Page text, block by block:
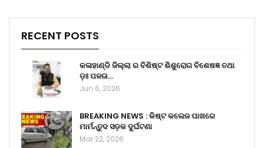
RECENT POSTS
କଳାହାଣ୍ଡି ଜିଲ୍ଲା ର ବିଶିଷ୍ଟ ଶିଶୁରୋଗ ବିଶେଷଜ୍ଞ ତଥା
ଡ଼ଃ ପଳଉ…
Jun 6, 2026
BREAKING NEWS : କିଷ୍ଟ କଲେଜ ପାଖରେ
ମାର୍ମନ୍ତୁଦ ସଡ଼କ ଦୁର୍ଘଟଣା
Mar 22, 2026